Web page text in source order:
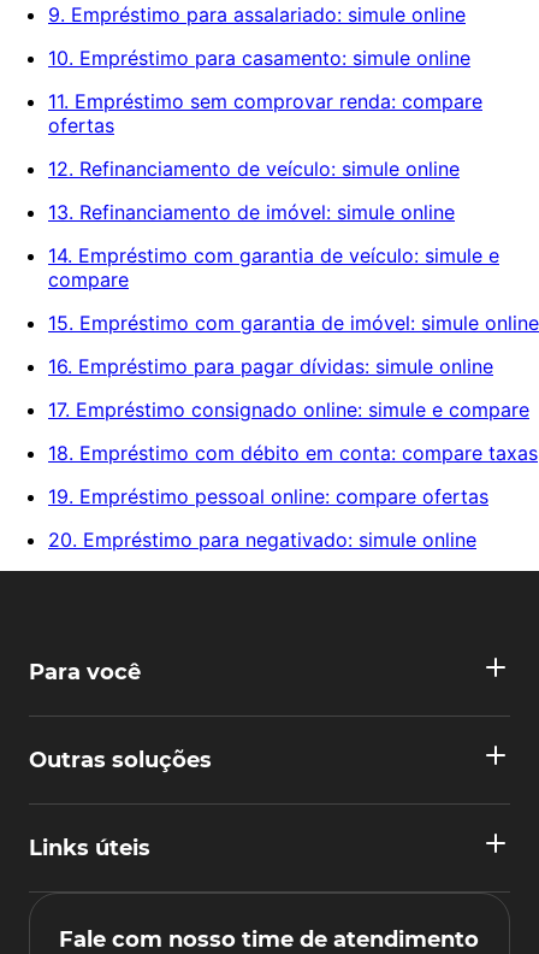
9. Empréstimo para assalariado: simule online
10. Empréstimo para casamento: simule online
11. Empréstimo sem comprovar renda: compare
ofertas
12. Refinanciamento de veículo: simule online
13. Refinanciamento de imóvel: simule online
14. Empréstimo com garantia de veículo: simule e
compare
15. Empréstimo com garantia de imóvel: simule online
16. Empréstimo para pagar dívidas: simule online
17. Empréstimo consignado online: simule e compare
18. Empréstimo com débito em conta: compare taxas
19. Empréstimo pessoal online: compare ofertas
20. Empréstimo para negativado: simule online
Para você
Outras soluções
Links úteis
Fale com nosso time de atendimento